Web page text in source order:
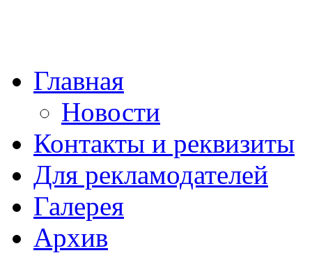
Главная
Новости
Контакты и реквизиты
Для рекламодателей
Галерея
Архив